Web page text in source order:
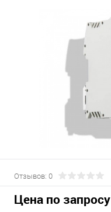
Отзывов: 0
Цена по запросу